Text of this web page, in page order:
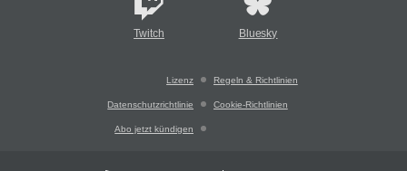
Twitch Bluesky
Lizenz Regeln & Richtlinien
Datenschutzrichtlinie Cookie-Richtlinien
Abo jetzt kündigen